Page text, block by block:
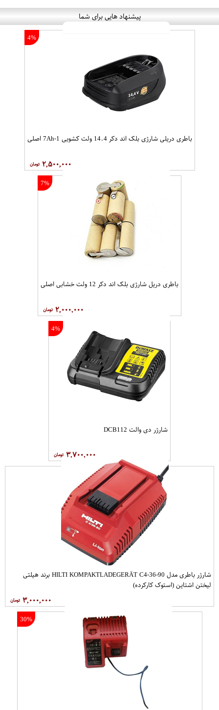
پیشنهاد هایی برای شما
4%
باطری دریلی شارژی بلک اند دکر 14.4 ولت کشویی 1-7Ah اصلی
۲,۵۰۰,۰۰۰
7%
باطری دریل شارژی بلک اند دکر 12 ولت خشابی اصلی
۲,۰۰۰,۰۰۰
4%
شارژر دی والت DCB112
۳,۷۰۰,۰۰۰
شارژر باطری مدل HILTI KOMPAKTLADEGERÄT C4-36-90 برند هیلتی
لیختن اشتاین (استوک کارکرده)
۳,۰۰۰,۰۰۰
30%